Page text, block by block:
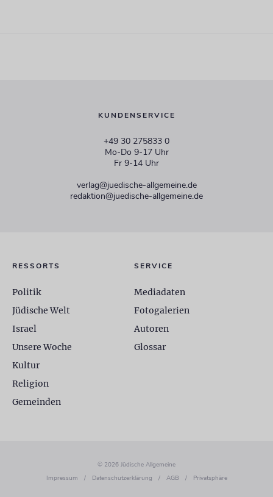
KUNDENSERVICE
+49 30 275833 0
Mo-Do 9-17 Uhr
Fr 9-14 Uhr
verlag@juedische-allgemeine.de
redaktion@juedische-allgemeine.de
RESSORTS
Politik
Jüdische Welt
Israel
Unsere Woche
Kultur
Religion
Gemeinden
SERVICE
Mediadaten
Fotogalerien
Autoren
Glossar
© 2026 Jüdische Allgemeine
Impressum
/ Datenschutzerklärung / AGB / Privatsphäre